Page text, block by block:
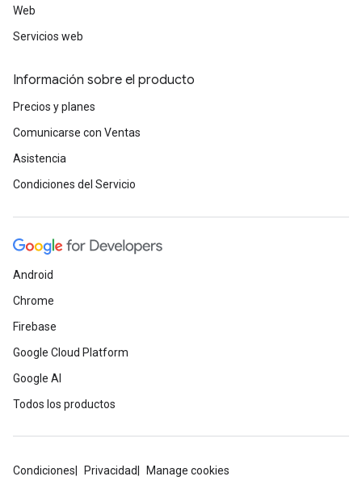
Web
Servicios web
Información sobre el producto
Precios y planes
Comunicarse con Ventas
Asistencia
Condiciones del Servicio
Android
Chrome
Firebase
Google Cloud Platform
Google AI
Todos los productos
Condiciones Privacidad Manage cookies